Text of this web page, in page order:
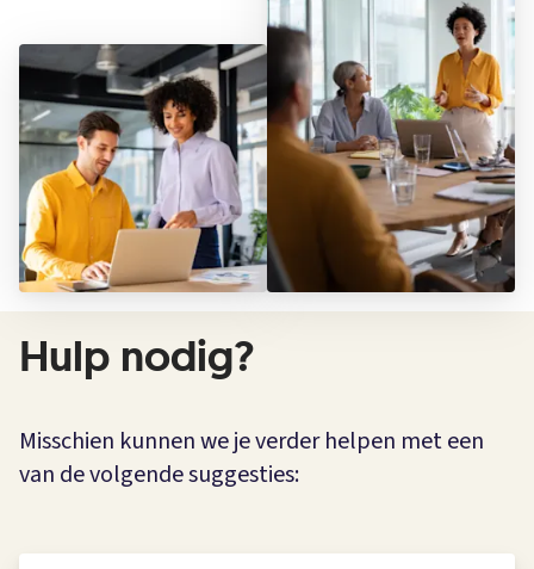
Hulp nodig?
Misschien kunnen we je verder helpen met een
van de volgende suggesties: